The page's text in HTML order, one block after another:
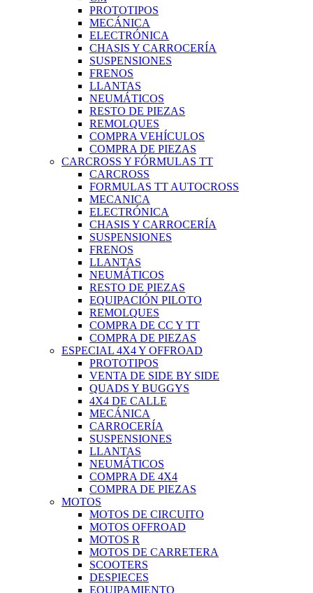
PROTOTIPOS
MECÁNICA
ELECTRÓNICA
CHASIS Y CARROCERÍA
SUSPENSIONES
FRENOS
LLANTAS
NEUMÁTICOS
RESTO DE PIEZAS
REMOLQUES
COMPRA VEHÍCULOS
COMPRA DE PIEZAS
CARCROSS Y FÓRMULAS TT
CARCROSS
FORMULAS TT AUTOCROSS
MECANICA
ELECTRÓNICA
CHASIS Y CARROCERÍA
SUSPENSIONES
FRENOS
LLANTAS
NEUMÁTICOS
RESTO DE PIEZAS
EQUIPACIÓN PILOTO
REMOLQUES
COMPRA DE CC Y TT
COMPRA DE PIEZAS
ESPECIAL 4X4 Y OFFROAD
PROTOTIPOS
VENTA DE SIDE BY SIDE
QUADS Y BUGGYS
4X4 DE CALLE
MECÁNICA
CARROCERÍA
SUSPENSIONES
LLANTAS
NEUMÁTICOS
COMPRA DE 4X4
COMPRA DE PIEZAS
MOTOS
MOTOS DE CIRCUITO
MOTOS OFFROAD
MOTOS R
MOTOS DE CARRETERA
SCOOTERS
DESPIECES
EQUIPAMIENTO